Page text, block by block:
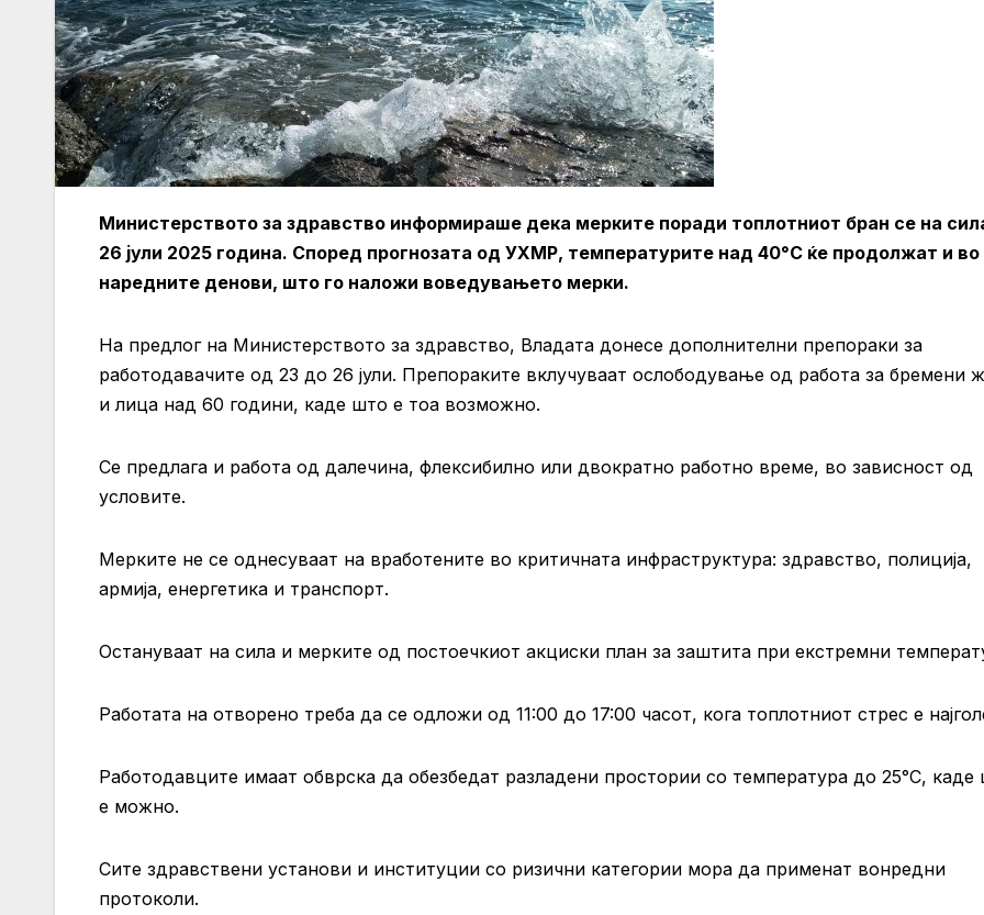
Министерството за здравство информираше дека мерките поради топлотниот бран се на
26 јули 2025 година. Според прогнозата од УХМР, температурите над 40°C ќе продолжат и во
наредните денови, што го наложи воведувањето мерки.
На предлог на Министерството за здравство, Владата донесе дополнителни препораки за
работодавачите од 23 до 26 јули. Препораките вклучуваат ослободување од работа за бремени
и лица над 60 години, каде што е тоа возможно.
Се предлага и работа од далечина, флексибилно или двократно работно време, во зависност од
условите.
Мерките не се однесуваат на вработените во критичната инфраструктура: здравство, полиција,
армија, енергетика и транспорт.
Остануваат на сила и мерките од постоечкиот акциски план за заштита при екстремни
Работата на отворено треба да се одложи од 11:00 до 17:00 часот, кога топлотниот стрес е
Работодавците имаат обврска да обезбедат разладени простории со температура до 25°C, каде
е можно.
Сите здравствени установи и институции со ризични категории мора да применат вонредни
протоколи.